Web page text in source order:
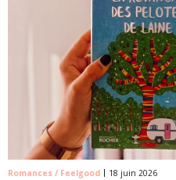
Romances / Feelgood 18 juin 2026